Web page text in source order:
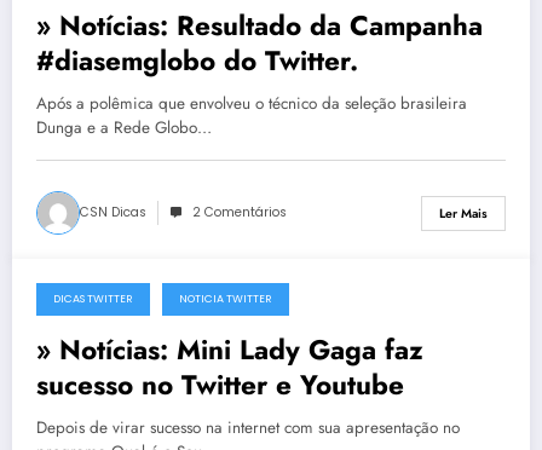
» Notícias: Resultado da Campanha
#diasemglobo do Twitter.
Após a polêmica que envolveu o técnico da seleção brasileira
Dunga e a Rede Globo…
CSN Dicas 2 Comentários Ler Mais
20 de Junho, 2010
DICAS TWITTER NOTICIA TWITTER
» Notícias: Mini Lady Gaga faz
sucesso no Twitter e Youtube
Depois de virar sucesso na internet com sua apresentação no